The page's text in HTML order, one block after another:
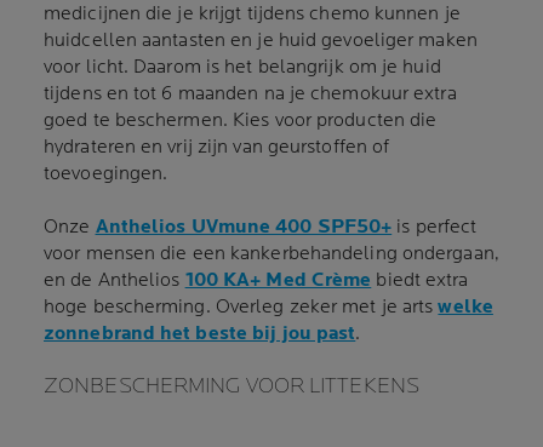
medicijnen die je krijgt tijdens chemo kunnen je
huidcellen aantasten en je huid gevoeliger maken
voor licht. Daarom is het belangrijk om je huid
tijdens en tot 6 maanden na je chemokuur extra
goed te beschermen. Kies voor producten die
hydrateren en vrij zijn van geurstoffen of
toevoegingen.
Onze Anthelios UVmune 400 SPF50+ is perfect
voor mensen die een kankerbehandeling ondergaan,
en de Anthelios 100 KA+ Med Crème biedt extra
hoge bescherming. Overleg zeker met je artswelke
zonnebrand het beste bij jou past.
ZONBESCHERMING VOOR LITTEKENS